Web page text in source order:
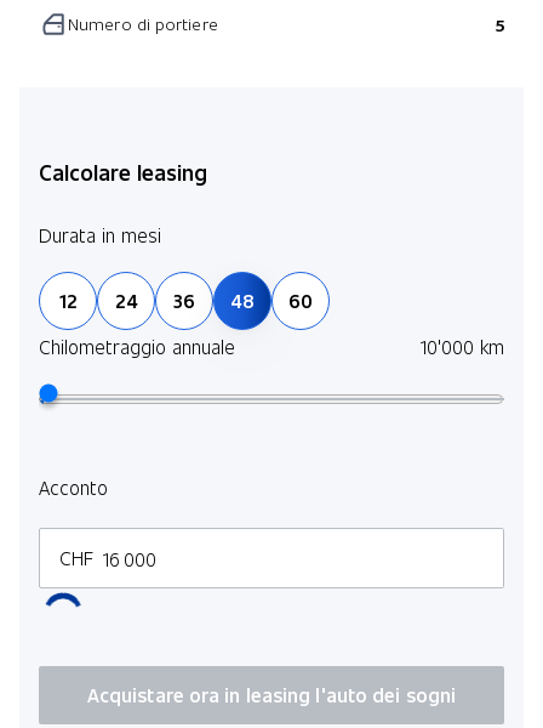
Senza denominazione del modello
Kit All-Terrain Premium Plus
Kit Assistenza di guida Plus
Kit Parco con -telecamera 360°-
Kit Keyless-Go Comfort
Kit Inverno
Pack Energizing Air Control
Numero di portiere 5
Calcolare leasing
Durata in mesi
12 24 36 48
60
Chilometraggio annuale
10'000 km
Acconto
CHF
Acquistare ora in leasing l'auto dei sogni